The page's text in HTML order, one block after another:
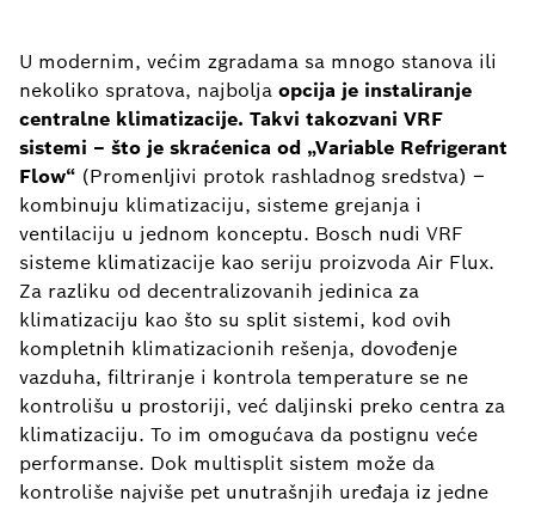
U modernim, većim zgradama sa mnogo stanova ili
nekoliko spratova, najbolja opcija je instaliranje
centralne klimatizacije. Takvi takozvani VRF
sistemi – što je skraćenica od „Variable Refrigerant
Flow“ (Promenljivi protok rashladnog sredstva) –
kombinuju klimatizaciju, sisteme grejanja i
ventilaciju u jednom konceptu. Bosch nudi VRF
sisteme klimatizacije kao seriju proizvoda Air Flux.
Za razliku od decentralizovanih jedinica za
klimatizaciju kao što su split sistemi, kod ovih
kompletnih klimatizacionih rešenja, dovođenje
vazduha, filtriranje i kontrola temperature se ne
kontrolišu u prostoriji, već daljinski preko centra za
klimatizaciju. To im omogućava da postignu veće
performanse. Dok multisplit sistem može da
kontroliše najviše pet unutrašnjih uređaja iz jedne